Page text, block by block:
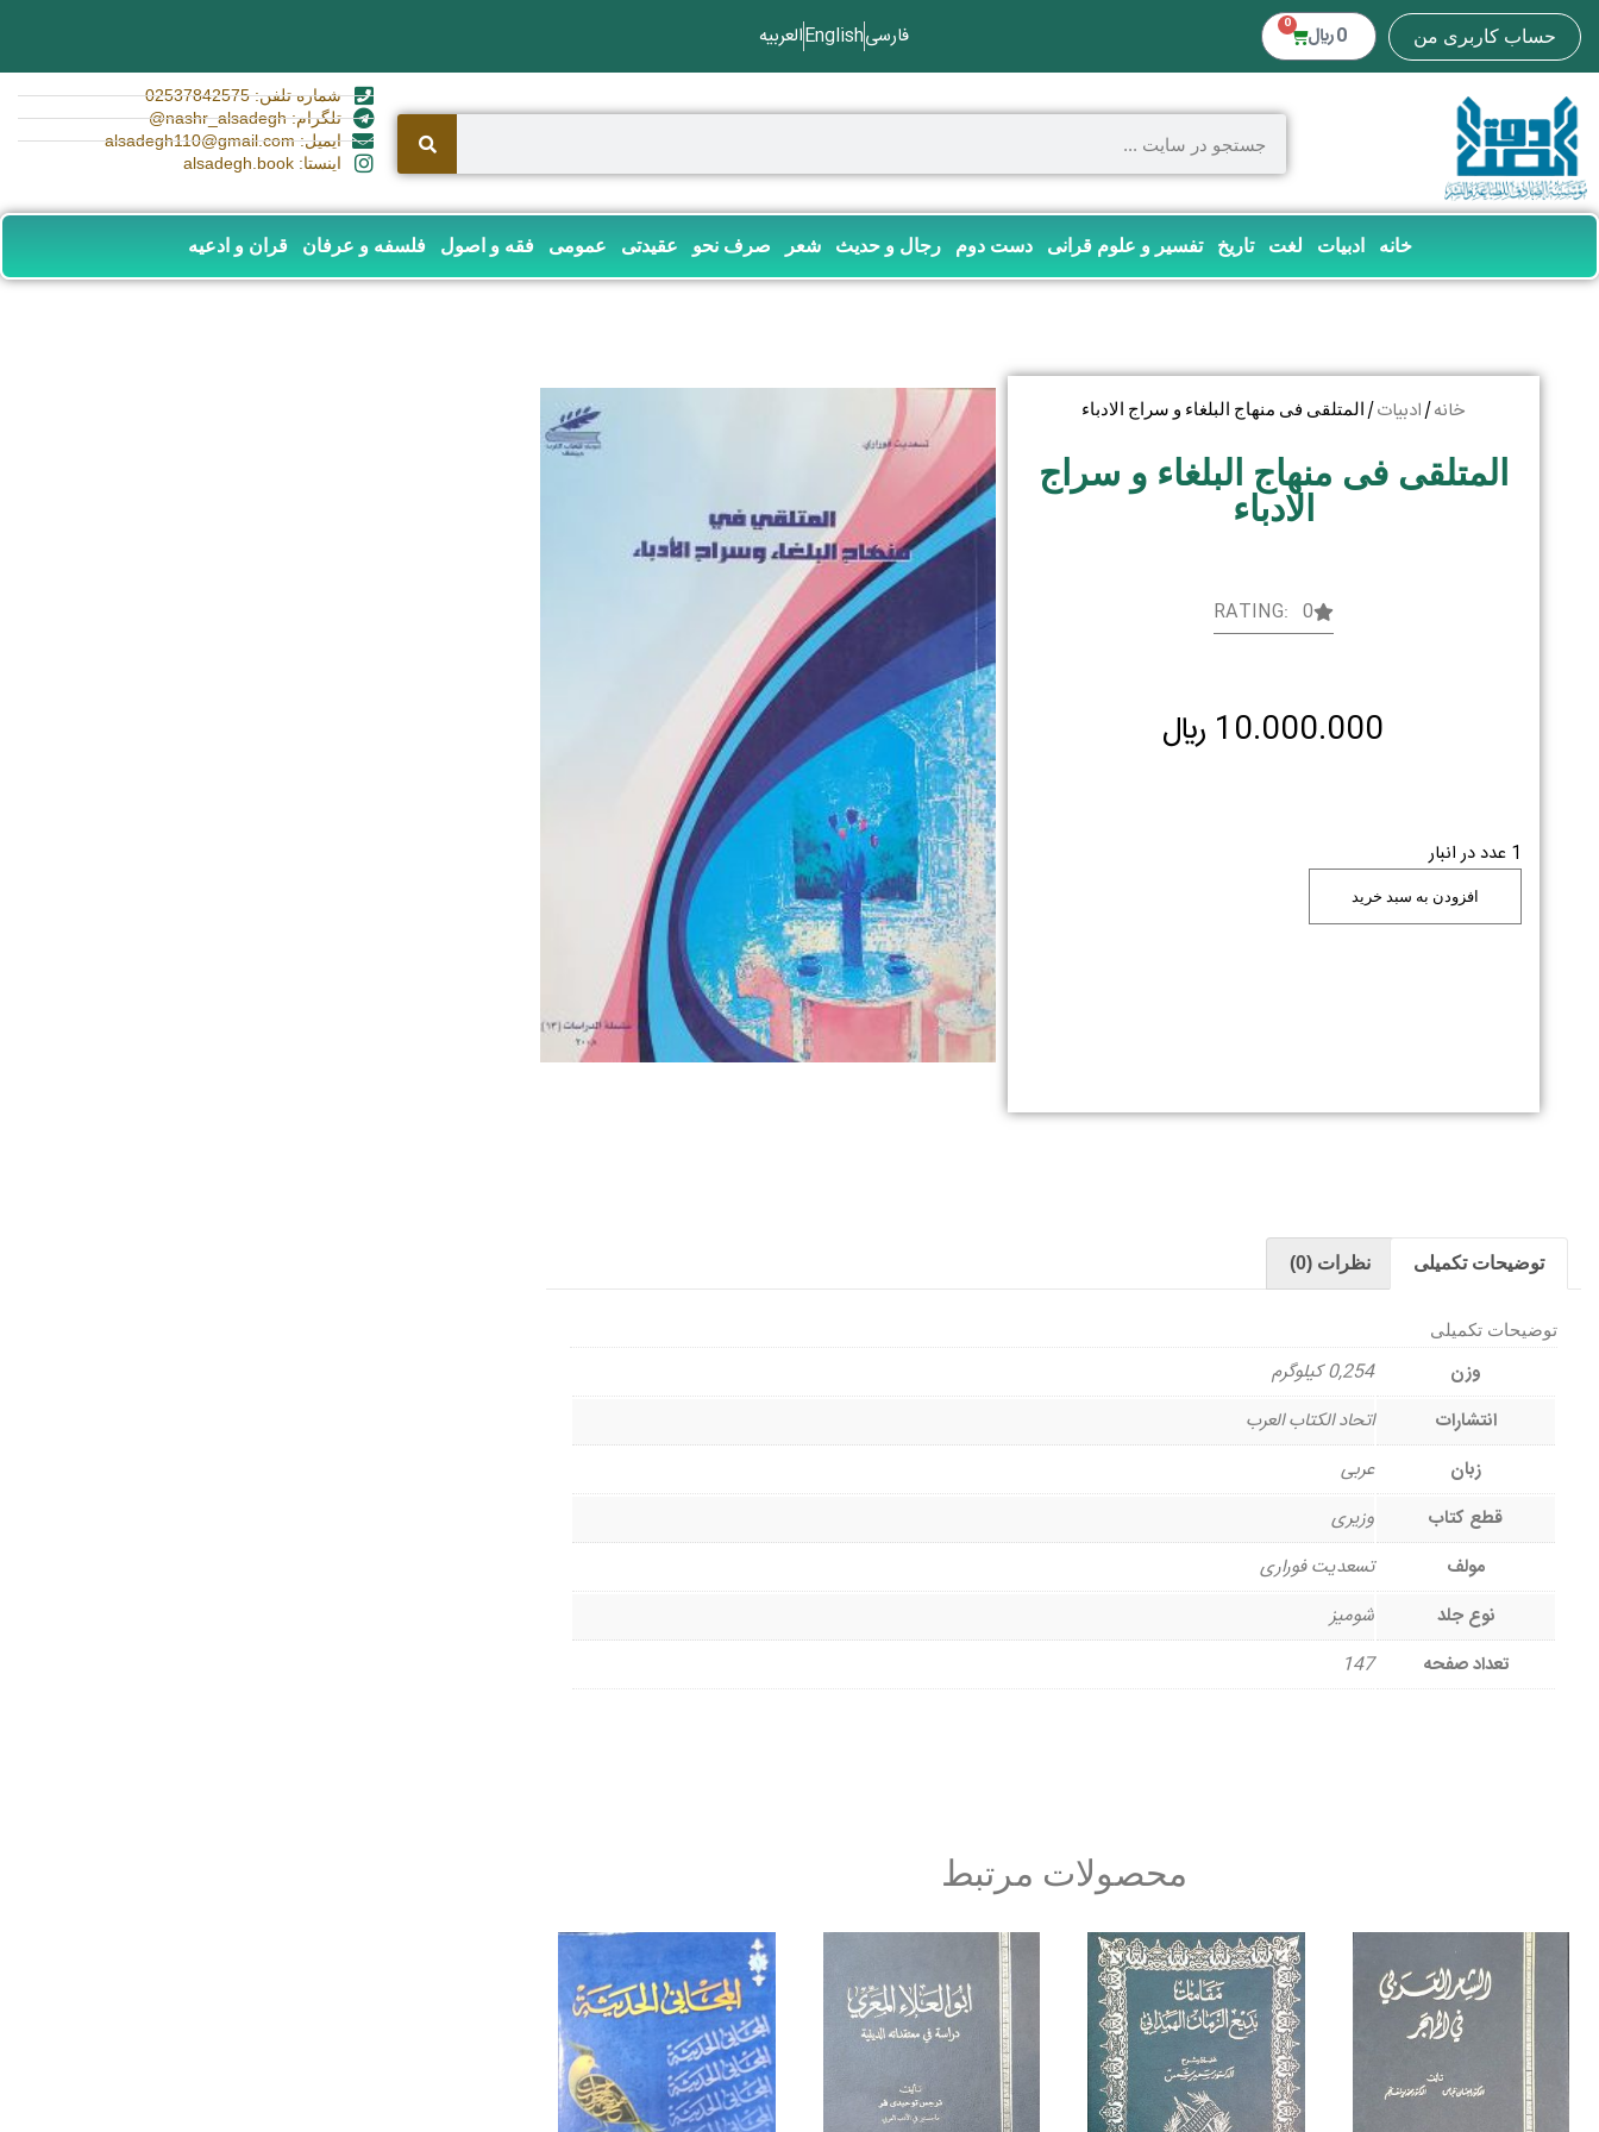
حساب کاربری من 0 ﷼ 0 فارسیEnglishالعربیه
شماره تلفن: 02537842575
تلگرام: nashr_alsadegh@
ایمیل: alsadegh110@gmail.com
اینستا: alsadegh.book
خانه ادبیات لغت تاریخ تفسیر و علوم قرانی دست دوم رجال و حدیث شعر صرف نحو عقیدتی عمومی فقه و اصول فلسفه و عرفان قران و ادعیه
خانه/ ادبیات/ المتلقی فی منهاج البلغاء و سراج الادباء
المتلقی فی منهاج البلغاء و سراج
الادباء
RATING: 0
10.000.000 ﷼
1 عدد در انبار
افزودن به سبد خرید
توضیحات تکمیلی نظرات (0)
توضیحات تکمیلی
وزن
0,254 کیلوگرم
انتشارات
اتحاد الکتاب العرب
زبان
عربی
قطع کتاب
وزیری
مولف
تسعدیت فوراری
نوع جلد
شومیز
تعداد صفحه
147
محصولات مرتبط